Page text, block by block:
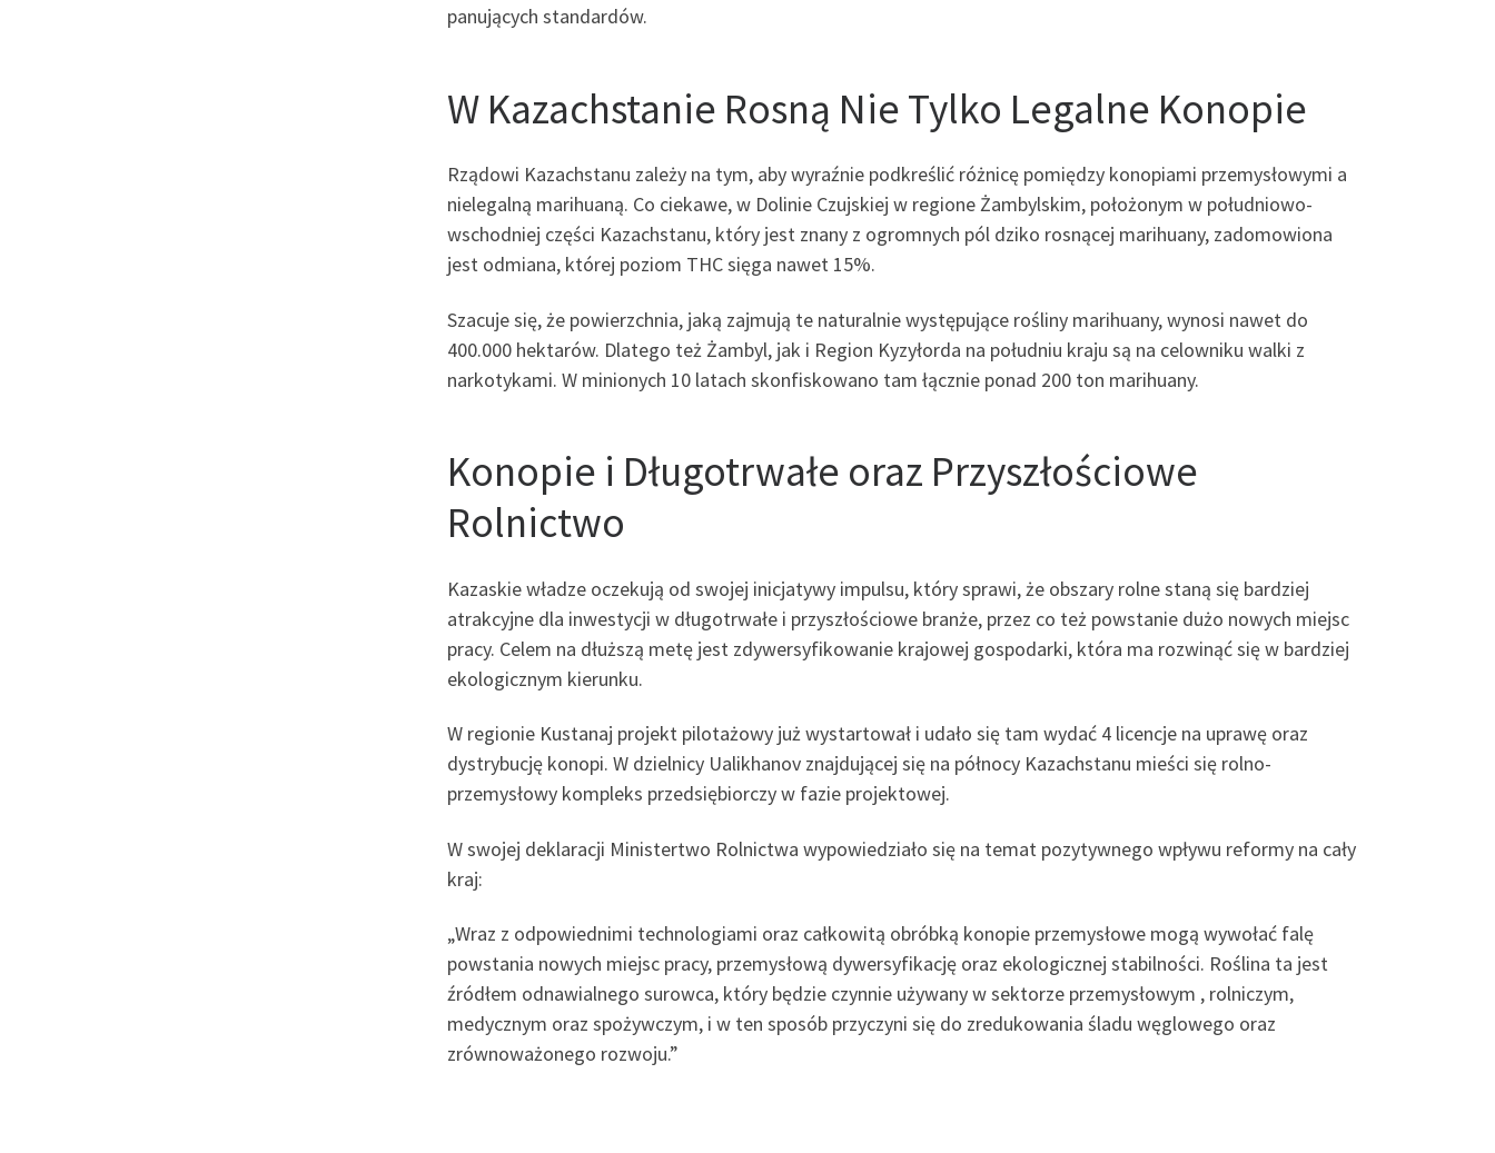
panujących standardów.
W Kazachstanie Rosną Nie Tylko Legalne Konopie
Rządowi Kazachstanu zależy na tym, aby wyraźnie podkreślić różnicę pomiędzy konopiami przemysłowymi a
nielegalną marihuaną. Co ciekawe, w Dolinie Czujskiej w regione Żambylskim, położonym w południowo-
wschodniej części Kazachstanu, który jest znany z ogromnych pól dziko rosnącej marihuany, zadomowiona
jest odmiana, której poziom THC sięga nawet 15%.
Szacuje się, że powierzchnia, jaką zajmują te naturalnie występujące rośliny marihuany, wynosi nawet do
400.000 hektarów. Dlatego też Żambyl, jak i Region Kyzyłorda na południu kraju są na celowniku walki z
narkotykami. W minionych 10 latach skonfiskowano tam łącznie ponad 200 ton marihuany.
Konopie i Długotrwałe oraz Przyszłościowe
Rolnictwo
Kazaskie władze oczekują od swojej inicjatywy impulsu, który sprawi, że obszary rolne staną się bardziej
atrakcyjne dla inwestycji w długotrwałe i przyszłościowe branże, przez co też powstanie dużo nowych miejsc
pracy. Celem na dłuższą metę jest zdywersyfikowanie krajowej gospodarki, która ma rozwinąć się w bardziej
ekologicznym kierunku.
W regionie Kustanaj projekt pilotażowy już wystartował i udało się tam wydać 4 licencje na uprawę oraz
dystrybucję konopi. W dzielnicy Ualikhanov znajdującej się na północy Kazachstanu mieści się rolno-
przemysłowy kompleks przedsiębiorczy w fazie projektowej.
W swojej deklaracji Ministertwo Rolnictwa wypowiedziało się na temat pozytywnego wpływu reformy na cały
kraj:
„Wraz z odpowiednimi technologiami oraz całkowitą obróbką konopie przemysłowe mogą wywołać falę
powstania nowych miejsc pracy, przemysłową dywersyfikację oraz ekologicznej stabilności. Roślina ta jest
źródłem odnawialnego surowca, który będzie czynnie używany w sektorze przemysłowym , rolniczym,
medycznym oraz spożywczym, i w ten sposób przyczyni się do zredukowania śladu węglowego oraz
zrównoważonego rozwoju.”